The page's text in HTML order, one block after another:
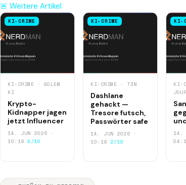
🚨 Weitere Artikel
KI-CRIME
KI-CRIME · GOLEM
KI
Krypto-
Kidnapper jagen
jetzt Influencer
14. JUN 2026 ·
10:19 4/10
KI-CRIME
KI-CRIME · T3N
Dashlane
gehackt —
Tresore futsch,
Passwörter safe
14. JUN 2026 ·
10:19 2/10
KI-
KI-
14.